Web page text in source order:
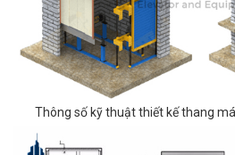
Thông số kỹ thuật thiết kế thang